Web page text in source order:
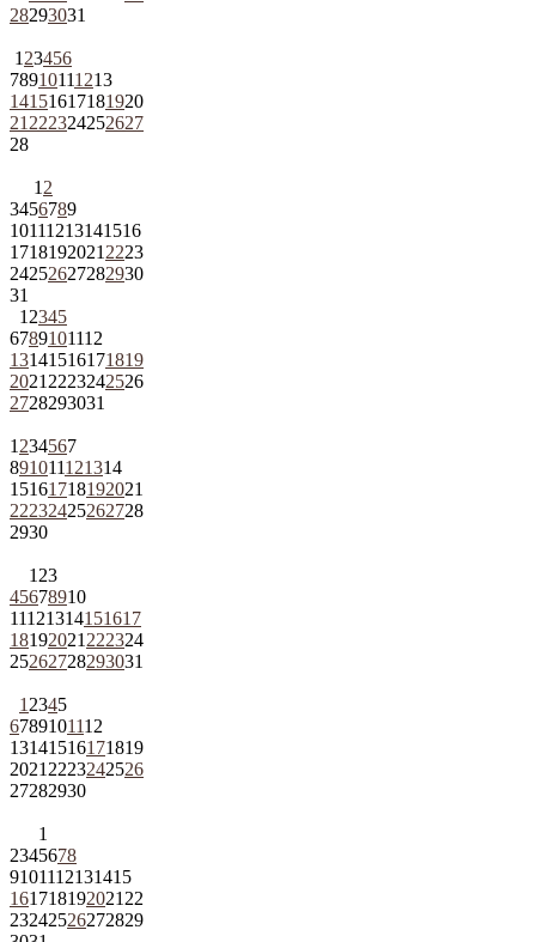
28293031
1 23456
78910111213
14151617181920
21 222324252627
28
1 2
3456789
10111213141516
1718192021 2223
24252627282930
31
1 2345
6789101112
13141516171819
2021 2223242526
2728293031
1 234567
891011121314
15161718192021
22232425262728
2930
1 23
45678910
11121314151617
18192021 222324
25262728293031
1 2345
6789101112
13141516171819
2021 2223242526
27282930
1
2345678
9101112131415
161718192021 22
23242526272829